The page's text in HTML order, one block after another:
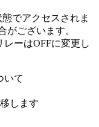
でアクセスされま
がございます。
ーはOFFに変更し
いて
します